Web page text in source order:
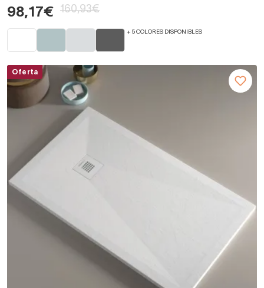
98,17€ 160,93€
+ 5 COLORES DISPONIBLES
Oferta